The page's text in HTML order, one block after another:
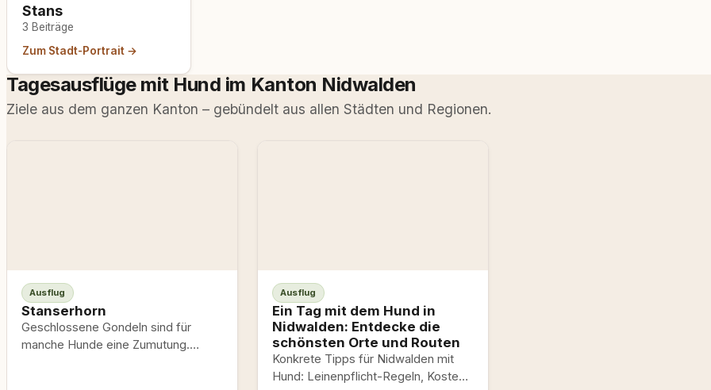
Stans
3 Beiträge
Zum Stadt-Portrait →
Tagesausflüge mit Hund im Kanton Nidwalden
Ziele aus dem ganzen Kanton – gebündelt aus allen Städten und Regionen.
Ausflug
Stanserhorn
Geschlossene Gondeln sind für
manche Hunde eine Zumutung.
Ausflug
Ein Tag mit dem Hund in
Nidwalden: Entdecke die
schönsten Orte und Routen
Konkrete Tipps für Nidwalden mit
Hund: Leinenpflicht-Regeln, Kosten